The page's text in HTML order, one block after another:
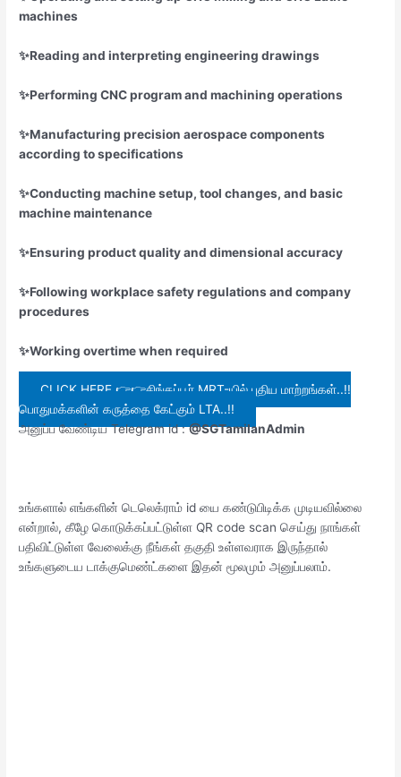
machines
✨Reading and interpreting engineering drawings
✨Performing CNC program and machining operations
✨Manufacturing precision aerospace components
according to specifications
✨Conducting machine setup, tool changes, and basic
machine maintenance
✨Ensuring product quality and dimensional accuracy
✨Following workplace safety regulations and company
procedures
✨Working overtime when required
CLICK HERE 👉👉சிங்கப்பூர் MRT-யில் புதிய மாற்றங்கள்..!!
பொதுமக்களின் கருத்தை கேட்கும் LTA..!!
அனுப்ப வேண்டிய Telegram id :@SGTamilanAdmin
உங்களால் எங்களின் டெலெக்ராம் id யை கண்டுபிடிக்க முடியவில்லை
என்றால், கீழே கொடுக்கப்பட்டுள்ள QR code scan செய்து நாங்கள்
பதிவிட்டுள்ள வேலைக்கு நீங்கள் தகுதி உள்ளவராக இருந்தால்
உங்களுடைய டாக்குமெண்ட்களை இதன் மூலமும் அனுப்பலாம்.